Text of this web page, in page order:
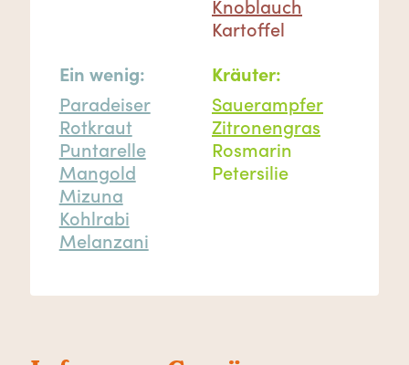
Knoblauch
Kartoffel
Ein wenig:
Paradeiser
Rotkraut
Puntarelle
Mangold
Mizuna
Kohlrabi
Melanzani
Kräuter:
Sauerampfer
Zitronengras
Rosmarin
Petersilie